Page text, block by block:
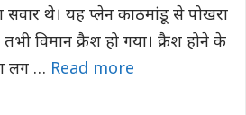
थे। यह प्लेन काठमांडू से पोखरा
विमान क्रैश हो गया। क्रैश होने के
लग … Read more